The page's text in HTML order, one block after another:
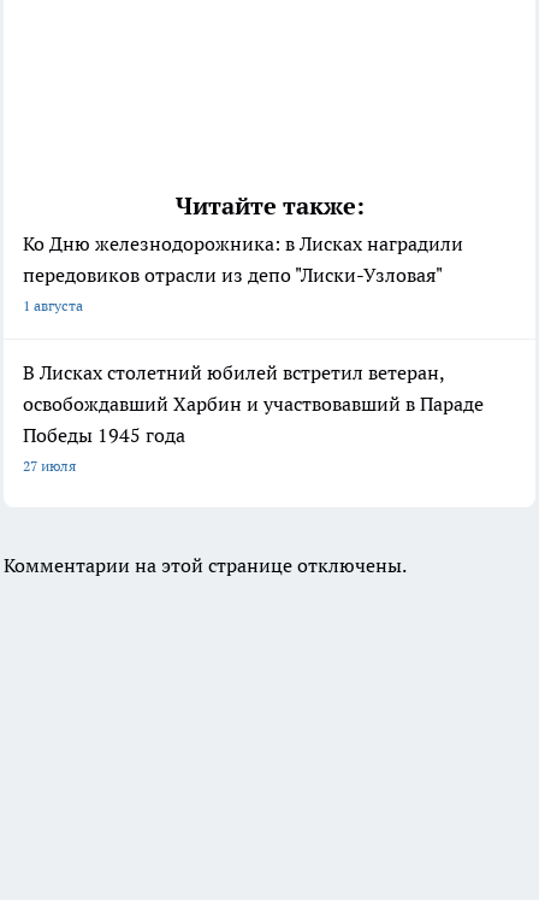
Читайте также:
Ко Дню железнодорожника: в Лисках наградили
передовиков отрасли из депо "Лиски-Узловая"
1 августа
В Лисках столетний юбилей встретил ветеран,
освобождавший Харбин и участвовавший в Параде
Победы 1945 года
27 июля
Комментарии на этой странице отключены.